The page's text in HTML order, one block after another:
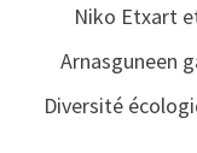
Niko Etxart
Arnasguneen
Diversité